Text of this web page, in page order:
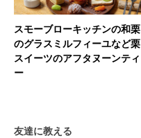
スモーブローキッチンの和栗
のグラスミルフィーユなど栗
スイーツのアフタヌーンティ
ー
友達に教える